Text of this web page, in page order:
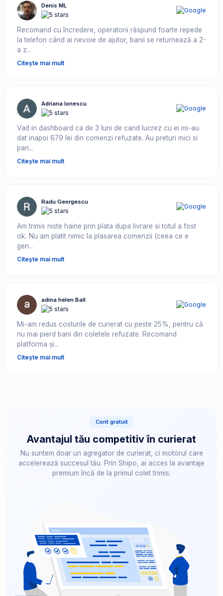
Denis ML
Recomand cu încredere, operatorii răspund foarte repede
la telefon când ai nevoie de ajutor, banii se returnează a 2-
a z...
Citește mai mult
Adriana Ionescu
Vad in dashboard ca de 3 luni de cand lucrez cu ei mi-au
dat inapoi 679 lei din comenzi refuzate. Au preturi mici si
pan...
Citește mai mult
Radu Georgescu
Am trimis niste haine prin plata dupa livrare si totul a fost
ok. Nu am platit nimic la plasarea comenzii (ceea ce e
gen...
Citește mai mult
adina helen Ball
Mi-am redus costurile de curierat cu peste 25%, pentru că
nu mai pierd bani din coletele refuzate. Recomand
platforma și...
Citește mai mult
Cont gratuit
Avantajul tău competitiv în curierat
Nu suntem doar un agregator de curierat, ci motorul care
accelerează succesul tău. Prin Shipo, ai acces la avantaje
premium încă de la primul colet trimis.